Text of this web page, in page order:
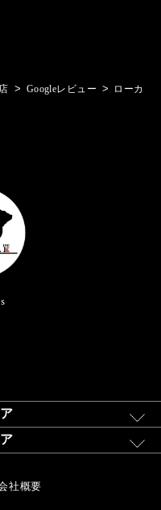
> Googleレビュー >
ローカ
社概要